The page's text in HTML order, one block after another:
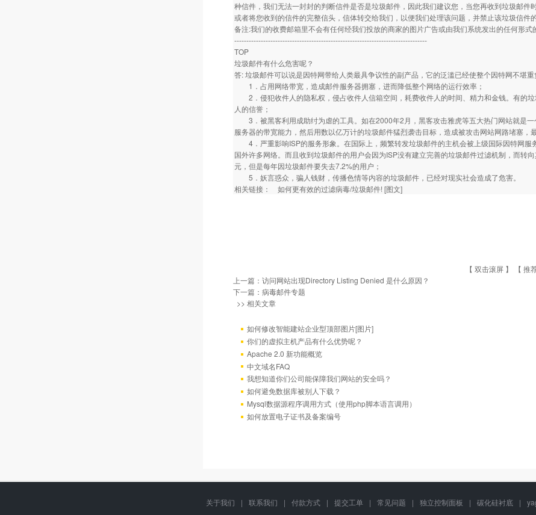
种信件，我们无法一封封的判断信件是否是垃圾邮件，因此我们建议您，当您再收到垃圾邮件
或者将您收到的信件的完整信头，信体转交给我们，以便我们处理该问题，并禁止该垃圾信件的
备注:我们的收费邮箱里不会有任何经我们投放的商家的图片广告或由我们系统发出的任何形式
--------------------------------------------------------------------------------
TOP
垃圾邮件有什么危害呢？
答: 垃圾邮件可以说是因特网带给人类最具争议性的副产品，它的泛滥已经使整个因特网不堪重
1．占用网络带宽，造成邮件服务器拥塞，进而降低整个网络的运行效率；
2．侵犯收件人的隐私权，侵占收件人信箱空间，耗费收件人的时间、精力和金钱。有的
人的信誉；
3．被黑客利用成助纣为虐的工具。如在2000年2月，黑客攻击雅虎等五大热门网站就是一
服务器的带宽能力，然后用数以亿万计的垃圾邮件猛烈袭击目标，造成被攻击网站网路堵塞，
4．严重影响ISP的服务形象。在国际上，频繁转发垃圾邮件的主机会被上级国际因特网服
国外许多网络。而且收到垃圾邮件的用户会因为ISP没有建立完善的垃圾邮件过滤机制，而转
元，但是每年因垃圾邮件要失去7.2%的用户；
5．妖言惑众，骗人钱财，传播色情等内容的垃圾邮件，已经对现实社会造成了危害。
相关链接： 如何更有效的过滤病毒/垃圾邮件! [图文]
【 双击滚屏 】 【 推
上一篇： 访问网站出现Directory Listing Denied 是什么原因？
下一篇： 病毒邮件专题
>> 相关文章
如何修改智能建站企业型顶部图片[图片]
你们的虚拟主机产品有什么优势呢？
Apache 2.0 新功能概览
中文域名FAQ
我想知道你们公司能保障我们网站的安全吗？
如何避免数据库被别人下载？
Mysql数据源程序调用方式（使用php脚本语言调用）
如何放置电子证书及备案编号
关于我们 | 联系我们 | 付款方式 | 提交工单 | 常见问题 | 独立控制面板 | 碳化硅衬底 |